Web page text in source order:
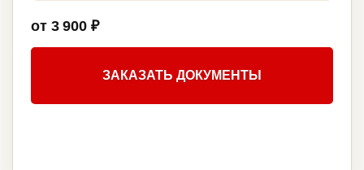
от 3 900 ₽
ЗАКАЗАТЬ ДОКУМЕНТЫ